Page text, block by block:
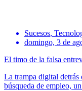
Sucesos,
domingo, 3 de
El timo de la falsa
La trampa digital detrás
búsqueda de empleo,